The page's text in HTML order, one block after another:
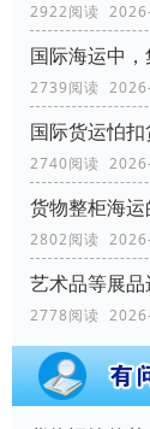
2922阅读
国际海运中
2739阅读
国际货运怕
2740阅读
货物整柜海
2802阅读
艺术品等展
2778阅读